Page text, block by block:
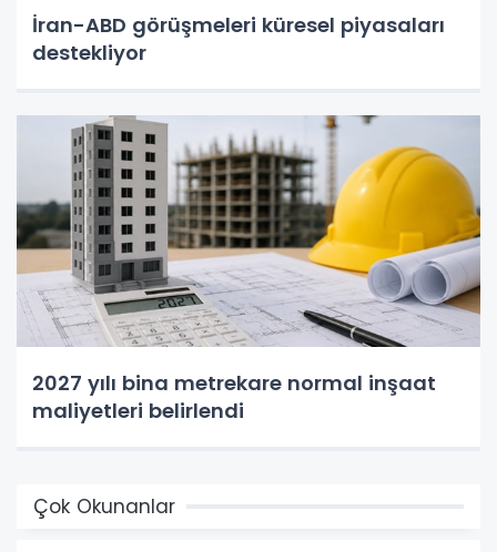
İran-ABD görüşmeleri küresel piyasaları
destekliyor
2027 yılı bina metrekare normal inşaat
maliyetleri belirlendi
Çok Okunanlar